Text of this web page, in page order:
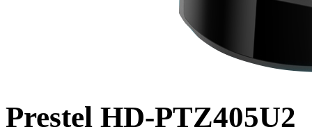
Prestel HD-PTZ405U2